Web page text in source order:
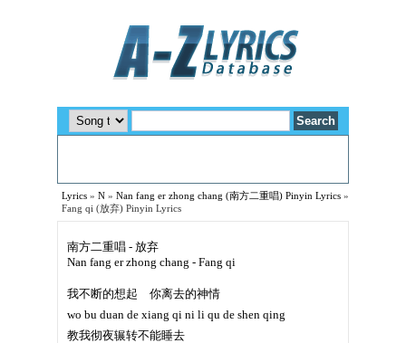
Lyrics » N » Nan fang er zhong chang (南方二重唱) Pinyin Lyrics »
Fang qi (放弃) Pinyin Lyrics
南方二重唱 - 放弃
Nan fang er zhong chang - Fang qi
我不断的想起 你离去的神情
wo bu duan de xiang qi ni li qu de shen qing
教我彻夜辗转不能睡去